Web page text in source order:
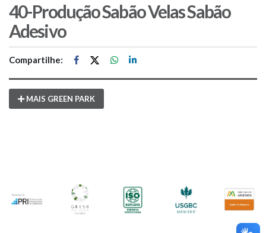
40-Produção Sabão Velas Sabão
Adesivo
Compartilhe:
MAIS GREEN PARK